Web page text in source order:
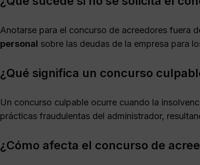
Anotarse para el concurso de acreedores fuera
personal sobre las deudas de la empresa para
¿Qué significa un concurso
Un concurso culpable ocurre cuando la
prácticas fraudulentas del administrador,
¿Cómo afecta el concurso de